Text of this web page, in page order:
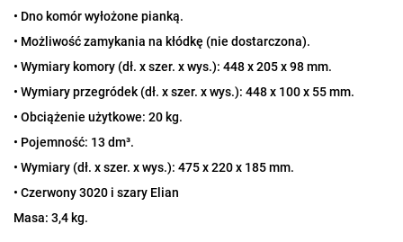
• Dno komór wyłożone pianką.
• Możliwość zamykania na kłódkę (nie dostarczona).
• Wymiary komory (dł. x szer. x wys.): 448 x 205 x 98 mm.
• Wymiary przegródek (dł. x szer. x wys.): 448 x 100 x 55 mm.
• Obciążenie użytkowe: 20 kg.
• Pojemność: 13 dm³.
• Wymiary (dł. x szer. x wys.): 475 x 220 x 185 mm.
• Czerwony 3020 i szary Elian
Masa: 3,4 kg.